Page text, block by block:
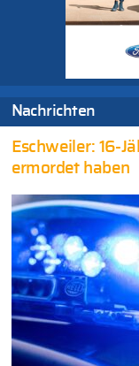
Nachrichten
Eschweiler: 16-
ermordet haben